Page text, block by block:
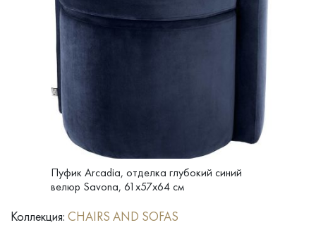
Пуфик Arcadia, отделка глубокий синий
велюр Savona, 61x57x64 см
Коллекция: CHAIRS AND SOFAS